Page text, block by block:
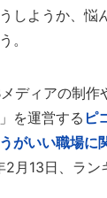
しようか、悩
。
ディアの制作
を運営する ピ
がいい職場に
月13日、ラン